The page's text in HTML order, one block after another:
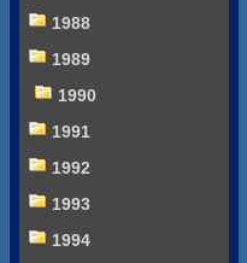
1988
1989
1990
1991
1992
1993
1994